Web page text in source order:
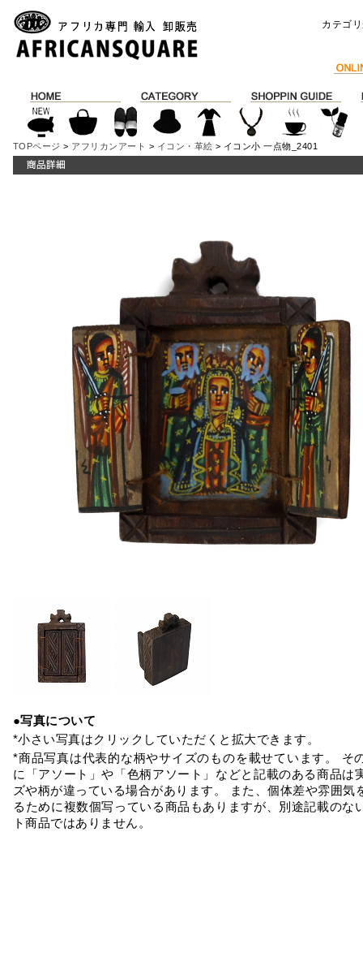
カテゴ
TOPページ > アフリカンアート > イコン・革絵 > イコン小 一点物_2401
●写真について
*小さい写真はクリックしていただくと拡大できます。
*商品写真は代表的な柄やサイズのものを載せています。 そ
に「アソート」や「色柄アソート」などと記載のある商品は
ズや柄が違っている場合があります。 また、個体差や雰囲気
るために複数個写っている商品もありますが、別途記載のな
ト商品ではありません。